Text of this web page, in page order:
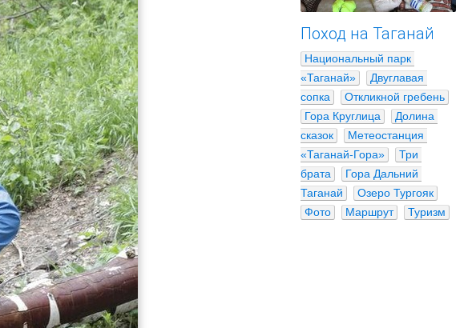
Поход на Таганай
Национальный парк
«Таганай»
Двуглавая
сопка
Откликной гребень
Гора Круглица
Долина
сказок
Метеостанция
«Таганай-Гора»
Три
брата
Гора Дальний
Таганай
Озеро Тургояк
Фото
Маршрут Туризм